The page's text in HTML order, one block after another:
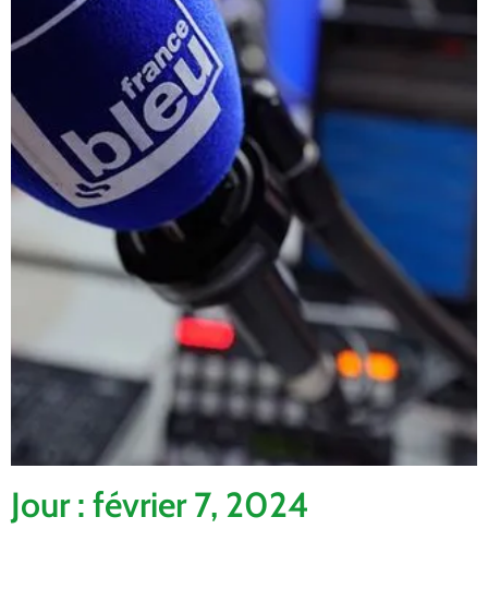
Jour : février 7, 2024